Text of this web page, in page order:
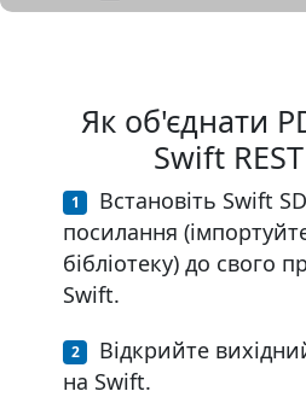
Як об'єднати
Swift
Встановіть Swift
посилання
бібліотеку) до свого
Swift.
Відкрийте
на Swift.